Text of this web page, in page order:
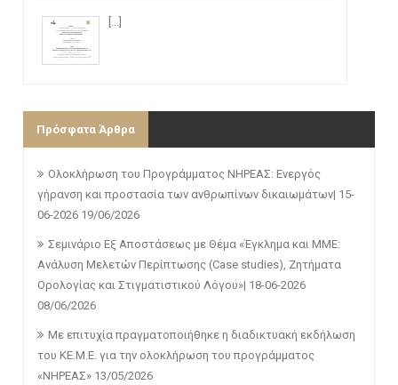
[...]
Πρόσφατα Άρθρα
Ολοκλήρωση του Προγράμματος ΝΗΡΕΑΣ: Ενεργός
γήρανση και προστασία των ανθρωπίνων δικαιωμάτων| 15-
06-2026 19/06/2026
Σεμινάριο Εξ Αποστάσεως με Θέμα «Έγκλημα και ΜΜΕ:
Ανάλυση Μελετών Περίπτωσης (Case studies), Ζητήματα
Ορολογίας και Στιγματιστικού Λόγου»| 18-06-2026
08/06/2026
Με επιτυχία πραγματοποιήθηκε η διαδικτυακή εκδήλωση
του ΚΕ.Μ.Ε. για την ολοκλήρωση του προγράμματος
«ΝΗΡΕΑΣ» 13/05/2026